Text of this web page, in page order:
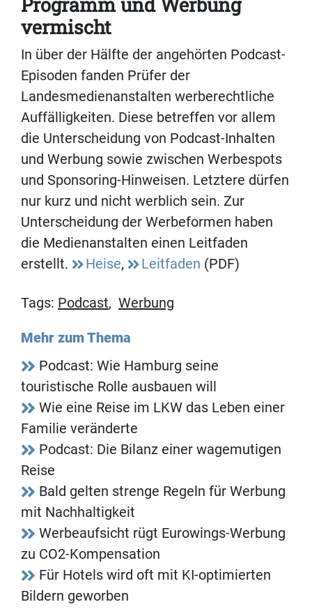
vermischt
In über der Hälfte der angehörten Podcast-
Episoden fanden Prüfer der
Landesmedienanstalten werberechtliche
Auffälligkeiten. Diese betreffen vor allem
die Unterscheidung von Podcast-Inhalten
und Werbung sowie zwischen Werbespots
und Sponsoring-Hinweisen. Letztere dürfen
nur kurz und nicht werblich sein. Zur
Unterscheidung der Werbeformen haben
die Medienanstalten einen Leitfaden
erstellt.
Heise, Leitfaden (PDF)
Tags: Podcast, Werbung
Mehr zum Thema
Podcast: Wie Hamburg seine
touristische Rolle ausbauen will
Wie eine Reise im LKW das Leben einer
Familie veränderte
Podcast: Die Bilanz einer wagemutigen
Reise
Bald gelten strenge Regeln für Werbung
mit Nachhaltigkeit
Werbeaufsicht rügt Eurowings-Werbung
zu CO2-Kompensation
Für Hotels wird oft mit KI-optimierten
Bildern geworben